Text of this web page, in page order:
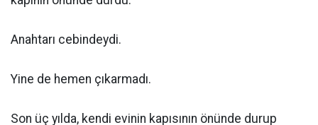
Anahtarı cebindeydi.
Yine de hemen çıkarmadı.
Son üç yılda, kendi evinin kapısının önünde durup